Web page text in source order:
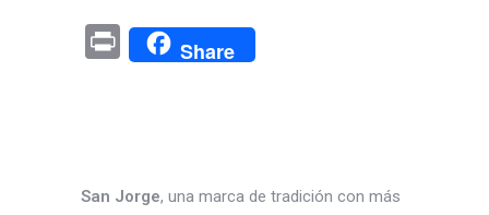
Pr
in
Share
San Jorge, una marca de tradición con más